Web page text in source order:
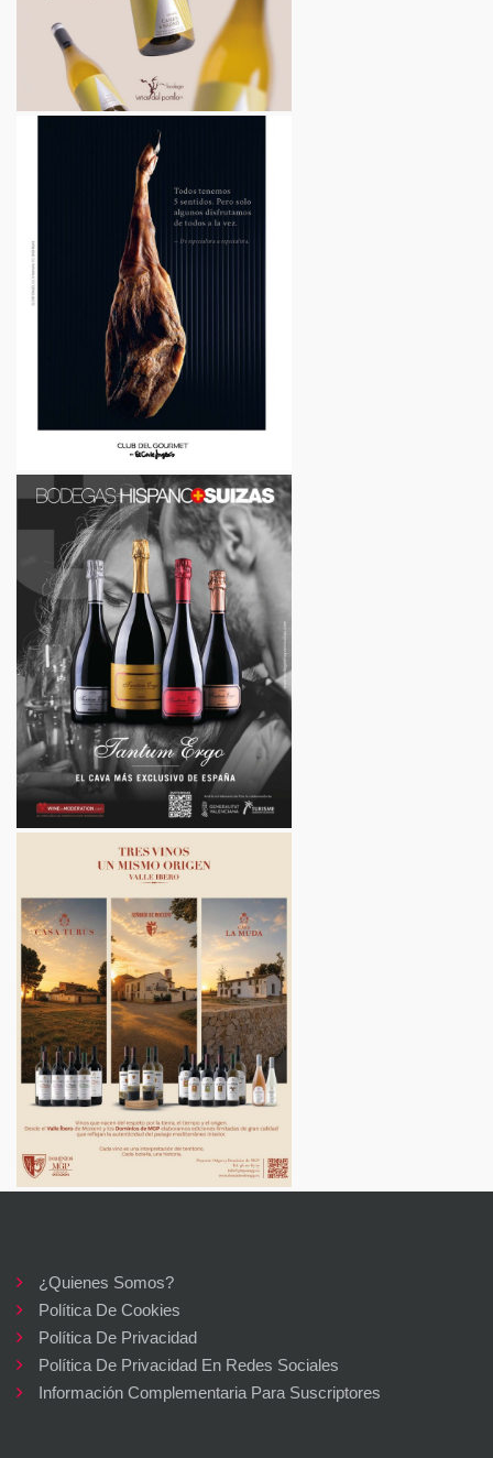
¿Quienes Somos?
Política De Cookies
Política De Privacidad
Política De Privacidad En Redes Sociales
Información Complementaria Para Suscriptores